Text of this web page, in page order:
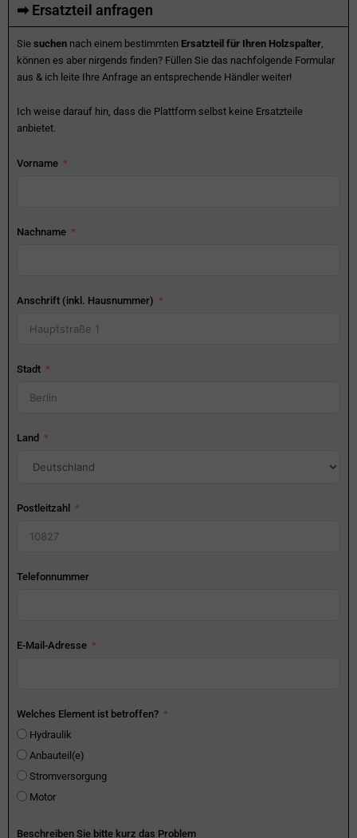
➡ Ersatzteil anfragen
Sie suchen nach einem bestimmten Ersatzteil für Ihren Holzspalter
können es aber nirgends finden? Füllen Sie das nachfolgende Formular
aus & ich leite Ihre Anfrage an entsprechende Händler weiter!
Ich weise darauf hin, dass die Plattform selbst keine Ersatzteile
anbietet.
Vorname
Nachname
Anschrift (inkl. Hausnummer)
Stadt
Land
Postleitzahl
Telefonnummer
E-Mail-Adresse
Welches Element ist betroffen?
Hydraulik
Anbauteil(e)
Stromversorgung
Motor
Beschreiben Sie bitte kurz das Problem